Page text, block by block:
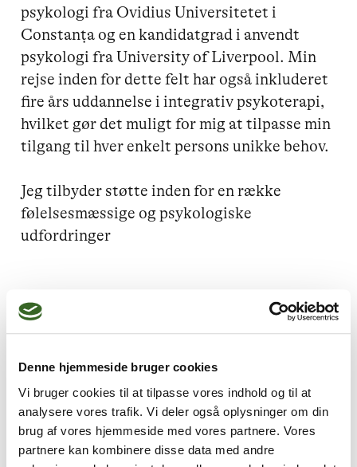
Denne hjemmeside bruger cookies
Vi bruger cookies til at tilpasse vores indhold og til at
analysere vores trafik. Vi deler også oplysninger om din
brug af vores hjemmeside med vores partnere. Vores
partnere kan kombinere disse data med andre
psykologi fra Ovidius Universitetet i
Constanța og en kandidatgrad i anvendt
psykologi fra University of Liverpool. Min
rejse inden for dette felt har også inkluderet
fire års uddannelse i integrativ psykoterapi,
hvilket gør det muligt for mig at tilpasse min
tilgang til hver enkelt persons unikke behov.
Jeg tilbyder støtte inden for en række
følelsesmæssige og psykologiske
udfordringer
Jeg kan hjælpe dig med
Sorg,
Familieproblemer,
Parforhold,
Livskriser